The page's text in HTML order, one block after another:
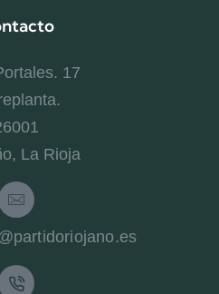
17
La Rioja